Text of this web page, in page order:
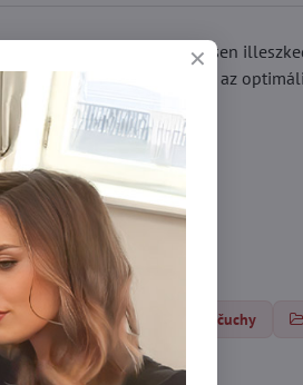
A harisnya tökéletesen
a nagyobb tartósság és az
DEN Klasické pančuchy